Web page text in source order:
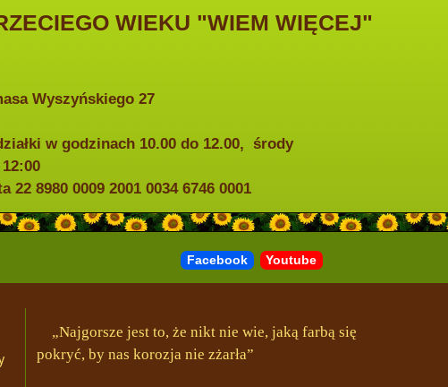
WIEKU "WIEM WIĘCEJ"
Wyszyńskiego 27
w godzinach 10.00 do 12.00, środy
8980 0009 2001 0034 6746 0001
Facebook Youtube
„Najgorsze jest to, że nikt nie wie, jaką farbą się
pokryć, by nas korozja nie zżarła”